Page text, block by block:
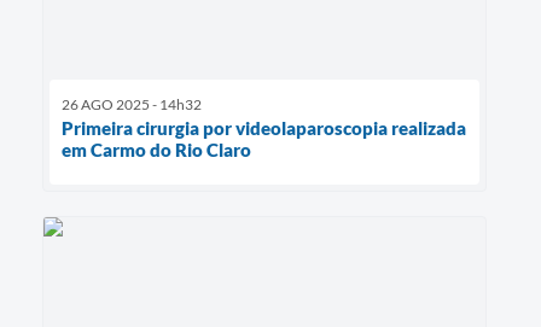
26 AGO 2025 - 14h32
Primeira cirurgia por videolaparoscopia realizada
em Carmo do Rio Claro